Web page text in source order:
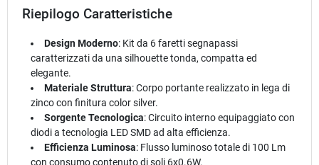
Riepilogo Caratteristiche
Design Moderno: Kit da 6 faretti segnapassi
caratterizzati da una silhouette tonda, compatta ed
elegante.
Materiale Struttura: Corpo portante realizzato in lega di
zinco con finitura color silver.
Sorgente Tecnologica: Circuito interno equipaggiato con
diodi a tecnologia LED SMD ad alta efficienza.
Efficienza Luminosa: Flusso luminoso totale di 100 Lm
con consumo contenuto di soli 6x0.6W.